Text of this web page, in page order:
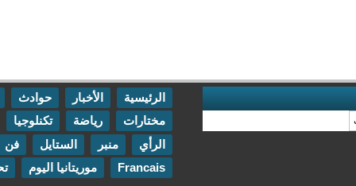
حوادث
اقتصاد
تكنلوجيا
مقابلات
الستايل فن
اتصل بنا
موريتانيا اليوم تحقيقات